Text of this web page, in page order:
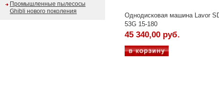
Промышленные пылесосы
Ghibli нового поколения
Однодисковая машина Lavor
53G 15-180
45 340,00 руб.